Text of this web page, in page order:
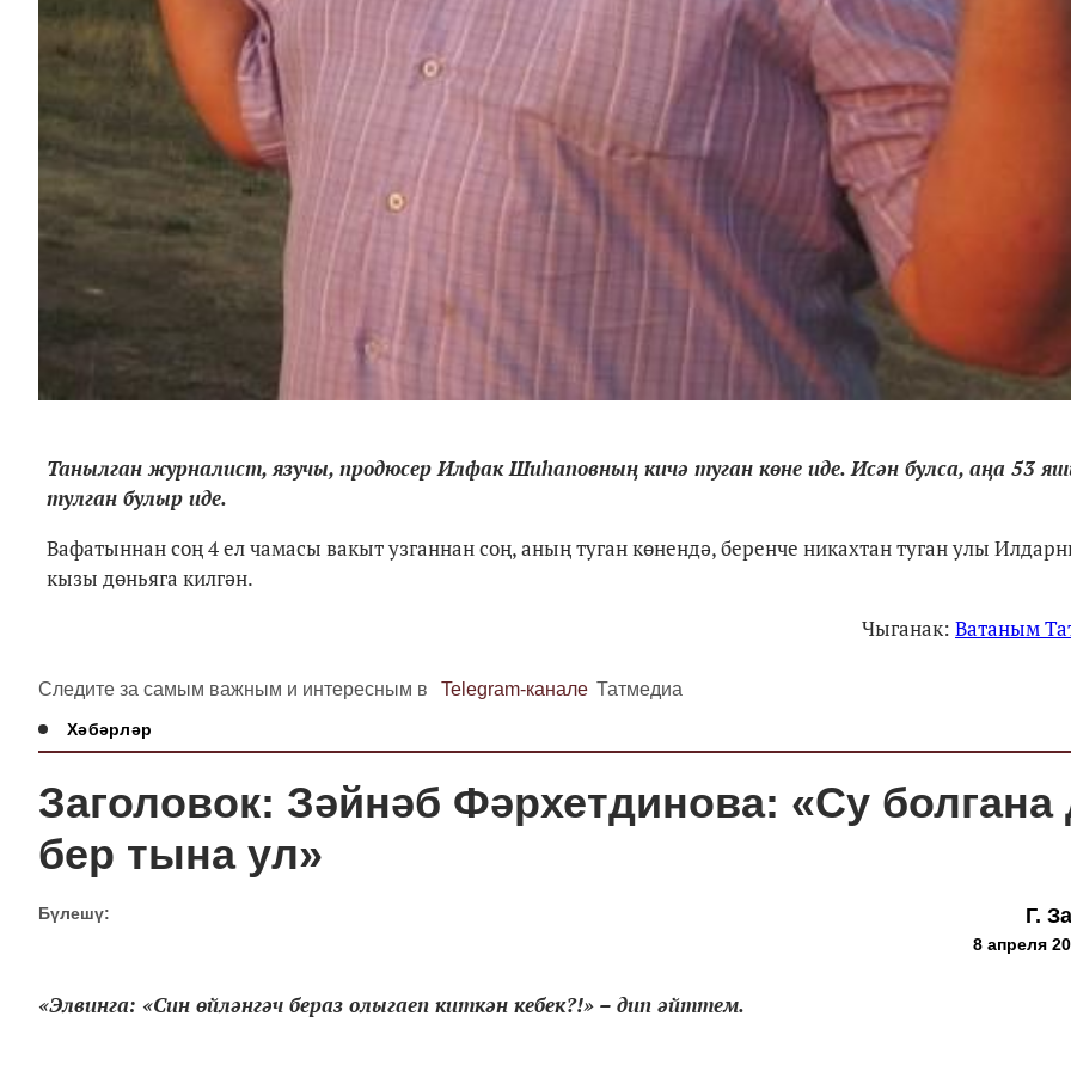
Танылган журналист, язучы, продюсер Илфак Шиһаповның кичә туган көне иде. Исән булса, аңа 53
тулган булыр иде.
Вафатыннан соң 4 ел чамасы вакыт узганнан соң, аның туган көнендә, беренче никахтан туган улы
кызы дөньяга килгән.
Чыганак: Ватаным
Следите за самым важным и интересным в Telegram-канале Татмедиа
Хәбәрләр
Заголовок: Зәйнәб Фәрхетдинова: «Су болгана
бер тына ул»
Бүлешү: Г.
8 апреля
«Элвинга: «Син өйләнгәч бераз олыгаеп киткән кебек?!» – дип әйттем.